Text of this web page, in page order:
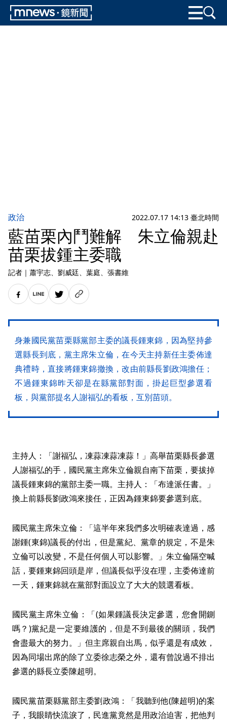
政治 2022.07.17 14:13 臺北時間
藍苗栗內鬥難解 朱立倫親赴
苗栗拔鍾主委職
記者 ｜ 蕭宇志、劉威廷、葉庭、張書維
身兼國民黨苗栗縣黨部主委的議長鍾東錦，因為堅持參
選縣長到底，黨主席朱立倫，在今天主持新任主委佈達
典禮時，直接將鍾東錦撤換，改由前縣長劉政鴻擔任；
不過鍾東錦昨天卻是在縣黨部對面，掛起巨型參選看
板，與黨部提名人謝福弘的看板，互別苗頭。
主持人：「謝福弘，凍蒜凍蒜凍蒜！」高舉苗栗縣長參選
人謝福弘的手，國民黨主席朱立倫親自南下苗栗，要拔掉
議長鍾東錦的黨部主委一職。主持人：「布達派任書。」
換上前縣長劉政鴻來接任，正因為鍾東錦要參選到底。
國民黨主席朱立倫：「這半年來我們多次明確表達過，感
謝鍾(東錦)議長的付出，但是黨紀、黨章的規定，不是朱
立倫可以改變，不是任何個人可以影響。」朱立倫隔空喊
話，要鍾東錦回頭是岸，但議長似乎沒在理，主委佈達前
一天，鍾東錦就在黨部對面設立了大大的競選看板。
國民黨主席朱立倫：「(如果鍾議長決定參選，您會開鍘
嗎？)黨紀是一定要維護的，但是不到最後的關頭，我們
會盡最大的努力。」但主席親自出馬，似乎還是有成效，
因為同場出席的除了立委徐志榮之外，還有曾說過不排出
參選的縣長立委陳超明。
國民黨苗栗縣黨部主委劉政鴻：「我聽到他(陳超明)的案
子，我眼睛快流淚了，民進黨竟然是用政治迫害，把他判